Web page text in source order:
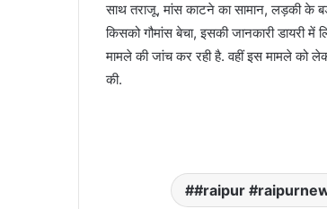
साथ तराजू, मांस काटने का सामान, लड़की के
किसको गौमांस बेचा, इसकी जानकारी डायरी
मामले की जांच कर रही है. वहीं इस मामले को
की.
#raipur